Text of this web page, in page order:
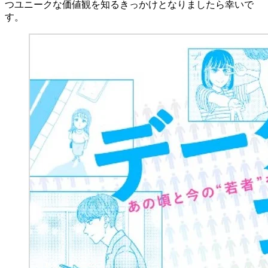
つユニークな価値観を知るきっかけとなりましたら幸いで
す。